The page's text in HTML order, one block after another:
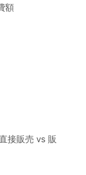
額
接販売 vs 販